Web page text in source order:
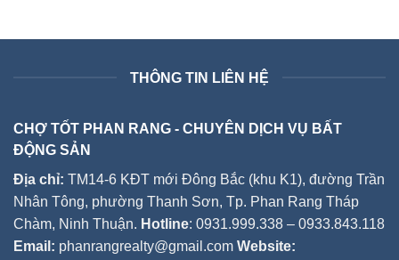
THÔNG TIN LIÊN HỆ
CHỢ TỐT PHAN RANG - CHUYÊN DỊCH VỤ BẤT
ĐỘNG SẢN
Địa chỉ: TM14-6 KĐT mới Đông Bắc (khu K1), đường Trần
Nhân Tông, phường Thanh Sơn, Tp. Phan Rang Tháp
Chàm, Ninh Thuận. Hotline: 0931.999.338 – 0933.843.118
Email: phanrangrealty@gmail.com Website: